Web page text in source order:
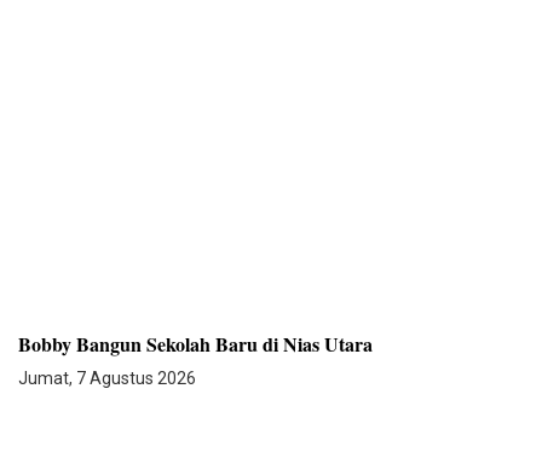
Bobby Bangun Sekolah Baru di Nias Utara
Jumat, 7 Agustus 2026